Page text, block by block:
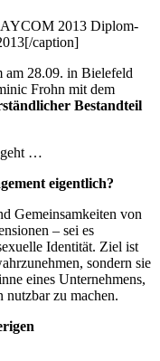
Diplom-
caption]
am 28.09. in Bielefeld
Frohn mit dem
Bestandteil
geht …
eigentlich?
Gemeinsamkeiten von
– sei es
Identität. Ziel ist
sondern sie
eines Unternehmens,
nutzbar zu machen.